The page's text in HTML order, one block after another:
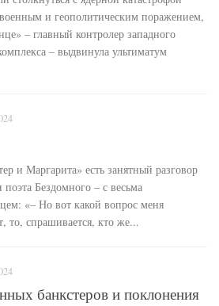
и геополитическим поражением,
– главный контролер западного
– выдвинула ультиматум
и Маргарита» есть занятный разговор
поэта Бездомного – с весьма
«– Но вот какой вопрос меня
то, спрашивается, кто же...
банкстеров и поклонения